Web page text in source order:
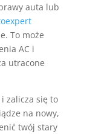
auta lub
To może
AC i
utracone
zalicza się to
na nowy,
twój stary